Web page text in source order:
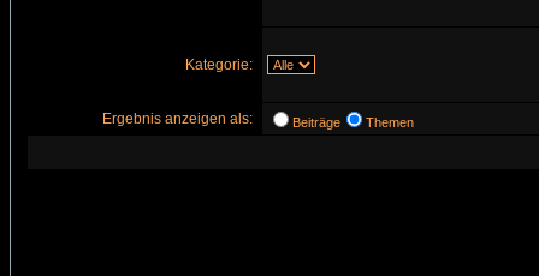
Kategorie:
Ergebnis anzeigen als: Beiträge Themen